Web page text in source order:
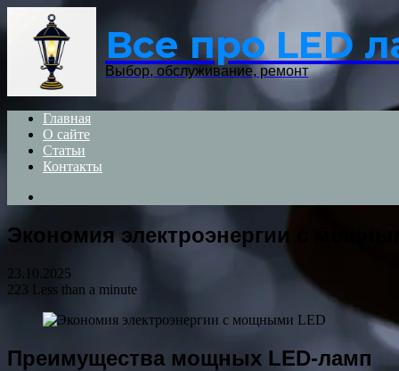
Все про LED
Выбор, обслуживание, ремонт
Главная
О сайте
Статьи
Контакты
Экономия электроэнергии с
23.10.2025
223 Less than a minute
Преимущества мощных LED-ламп